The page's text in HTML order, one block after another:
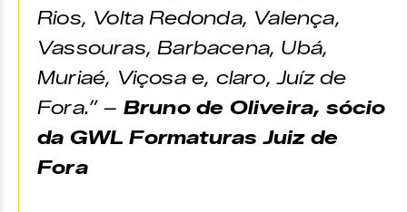
Rios, Volta Redonda, Valença,
Vassouras, Barbacena, Ubá,
Muriaé, Viçosa e, claro, Juíz de
Fora.” – Bruno de Oliveira, sócio
da GWL Formaturas Juiz de
Fora